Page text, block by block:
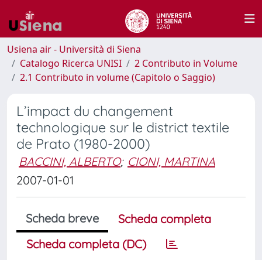
Usiena air - Università di Siena
Catalogo Ricerca UNISI
2 Contributo in Volume
2.1 Contributo in volume (Capitolo o Saggio)
L’impact du changement
technologique sur le district textile
de Prato (1980-2000)
BACCINI, ALBERTO; CIONI, MARTINA
2007-01-01
Scheda breve
Scheda completa
Scheda completa (DC)